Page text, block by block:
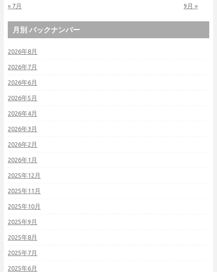
« 7月 9月 »
月別 バックナンバー
2026年8月
2026年7月
2026年6月
2026年5月
2026年4月
2026年3月
2026年2月
2026年1月
2025年12月
2025年11月
2025年10月
2025年9月
2025年8月
2025年7月
2025年6月